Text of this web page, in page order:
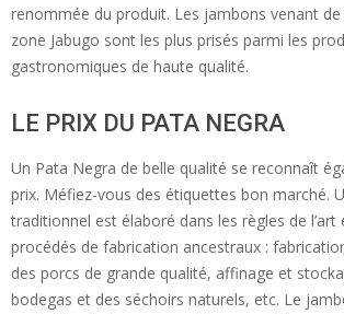
renommée du produit. Les jambons venant de
zone Jabugo sont les plus prisés parmi les
gastronomiques de haute qualité.
LE PRIX DU PATA NEGRA
Un Pata Negra de belle qualité se reconnaît
prix. Méfiez-vous des étiquettes bon marché.
traditionnel est élaboré dans les règles de l’art
procédés de fabrication ancestraux :
des porcs de grande qualité, affinage et
bodegas et des séchoirs naturels, etc. Le